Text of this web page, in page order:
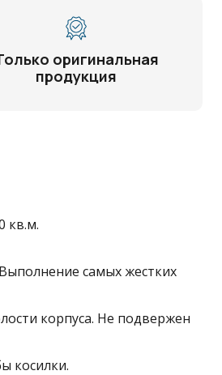
оригинальная
продукция
кв.м.
самых жестких
корпуса. Не подвержен
косилки.